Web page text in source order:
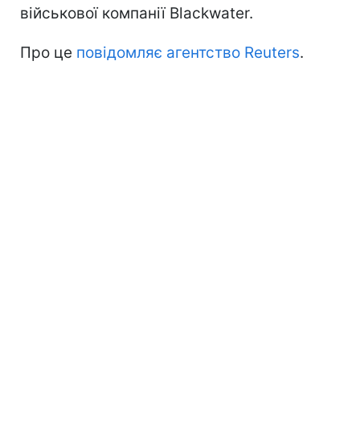
військової компанії Blackwater.
Про це повідомляє агентство Reuters.